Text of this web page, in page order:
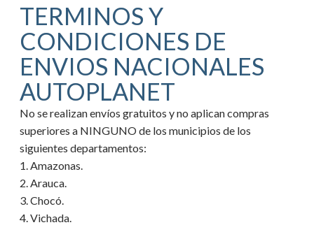
TERMINOS Y
CONDICIONES DE
ENVIOS NACIONALES
AUTOPLANET
No se realizan envíos gratuitos y no aplican compras
superiores a NINGUNO de los municipios de los
siguientes departamentos:
1. Amazonas.
2. Arauca.
3. Chocó.
4. Vichada.